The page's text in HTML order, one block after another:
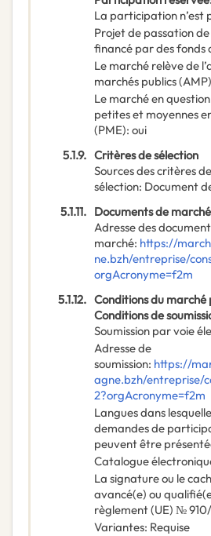
La participation n’est
Projet de passation
financé par des fonds
Le marché relève de
marchés publics (AMP)
Le marché en
petites et moyennes
(PME): oui
5.1.9. Critères de sélection
Sources des critères de
sélection: Document
5.1.11. Documents de marché
Adresse des
marché: https://
ne.bzh/entreprise/
orgAcronyme=f2m
5.1.12. Conditions du marché
Conditions de
Soumission par voie
Adresse de
soumission: https://
agne.bzh/entreprise/
2?orgAcronyme=f2m
Langues dans
demandes de
peuvent être
Catalogue
La signature ou le
avancé(e) ou
règlement (UE) №
Variantes: Requise